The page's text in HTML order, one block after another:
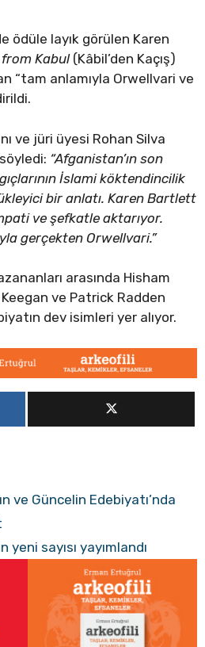
ödüle layık görülen Karen
from Kabul(Kâbil’den Kaçış)
“tam anlamıyla Orwellvari ve
ve jüri üyesi Rohan Silva
“Afganistan’ın son
İslami köktendincilik
bir anlatı. Karen Bartlett
ve şefkatle aktarıyor.
gerçekten Orwellvari.”
arasında Hisham
ve Patrick Radden
dev isimleri yer alıyor.
ve Güncelin Edebiyatı’nda
yeni sayısı yayımlandı